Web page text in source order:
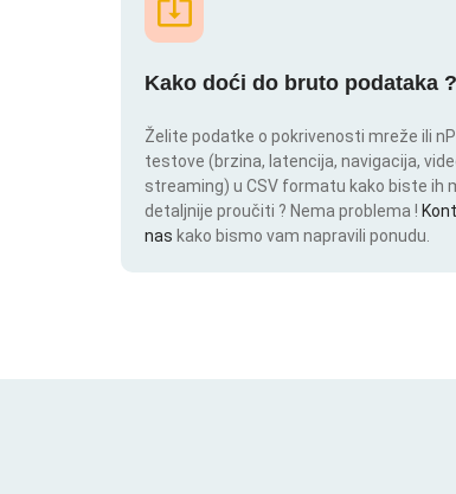
Kako doći do bruto podataka ?
Želite podatke o pokrivenosti mreže ili
testove (brzina, latencija, navigacija,
streaming) u CSV formatu kako biste ih
detaljnije proučiti ? Nema problema !
nas kako bismo vam napravili ponudu.